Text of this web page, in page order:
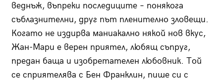
веднъж, въпреки последиците – понякога
съблазнителни, друг път пленително зловещи.
Когато не издирва маниакално някой нов вкус,
Жан-Мари е верен приятел, любящ съпруг,
предан баща и изобретателен любовник. Той
се сприятелява с Бен Франклин, пише си с